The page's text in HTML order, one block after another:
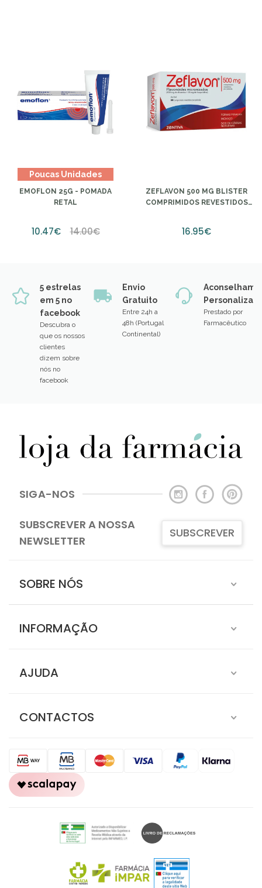
Poucas Unidades
EMOFLON 25G - POMADA
RETAL
10.47€ 14.00€
ZEFLAVON 500 MG BLISTER
COMPRIMIDOS REVESTIDOS
16.95€
5 estrelas
em 5 no
facebook
Descubra o
que os nossos
clientes
dizem sobre
nós no
facebook
Envio
Gratuito
Entre 24h a
48h (Portugal
Continental)
Prestado por
Farmacêutico
SIGA-NOS
SUBSCREVER A NOSSA
NEWSLETTER
SUBSCREVER
SOBRE NÓS
INFORMAÇÃO
AJUDA
CONTACTOS